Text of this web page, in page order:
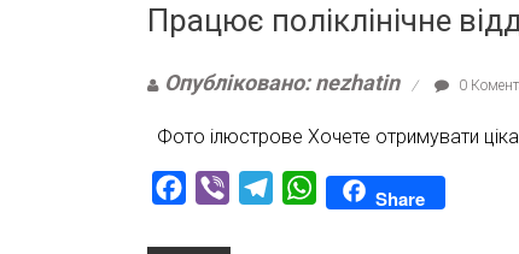
Працює поліклінічне
Опубліковано: nezhatin 0
Фото ілюстрове Хочете отримувати
Facebook
Viber TelegramWhatsAppShare